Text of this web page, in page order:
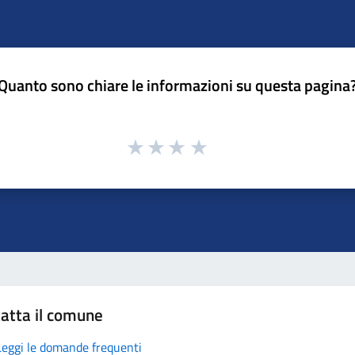
sono chiare le informazioni su questa
il comune
le domande frequenti